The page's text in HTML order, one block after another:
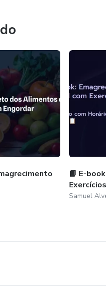
produtor,
📘 E-
Exercícios
Samuel